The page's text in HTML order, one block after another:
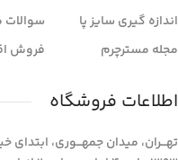
اندازه گیری سایز پا
مجله مسترچرم
سوالات
فروش
اطلاعات فروشگاه
تهـــران، میدان جمهـــوری،